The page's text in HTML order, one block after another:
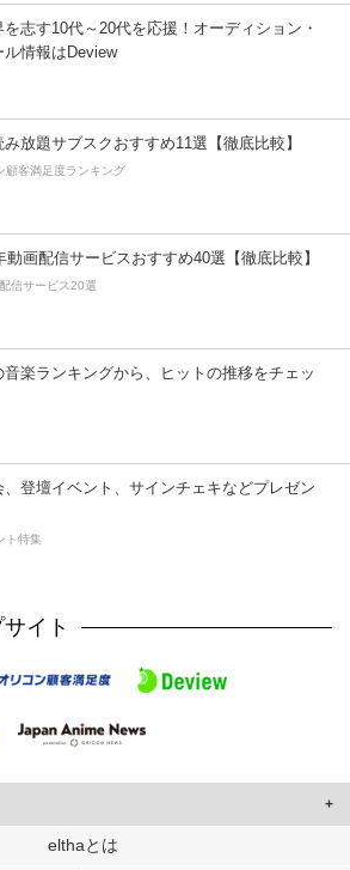
を志す10代～20代を応援！オーディション・
ル情報はDeview
放題サブスクおすすめ11選【徹底比較】
顧客満足度ランキング
動画配信サービスおすすめ40選【徹底比較】
信サービス20選
音楽ランキングから、ヒットの推移をチェッ
、登壇イベント、サインチェキなどプレゼン
ト特集
イト
用して、ユーザーに合わせたコンテンツや広告の
elthaとは